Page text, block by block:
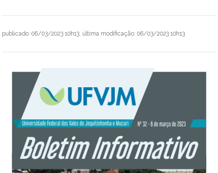
publicado: 06/03/2023 10h13, última modificação: 06/03/2023 10h13